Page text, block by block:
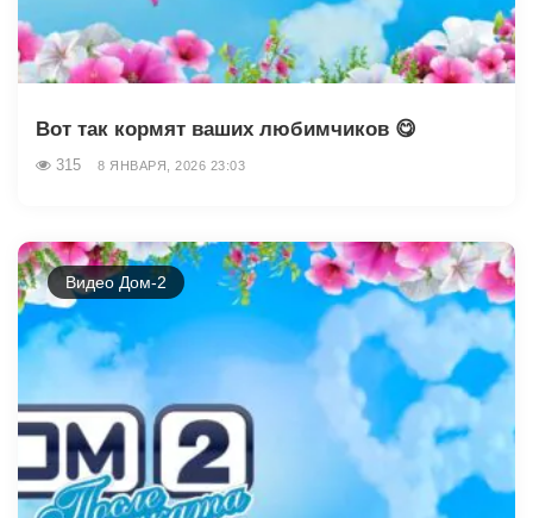
Вот так кормят ваших любимчиков 😋
315 8 ЯНВАРЯ, 2026 23:03
Видео Дом-2